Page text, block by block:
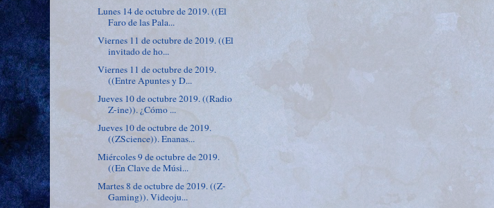
Lunes 14 de octubre de 2019. ((El
Faro de las Pala...
Viernes 11 de octubre de 2019. ((El
invitado de ho...
Viernes 11 de octubre de 2019.
((Entre Apuntes y D...
Jueves 10 de octubre 2019. ((Radio
Z-ine)). ¿Cómo ...
Jueves 10 de octubre de 2019.
((ZScience)). Enanas...
Miércoles 9 de octubre de 2019.
((En Clave de Músi...
Martes 8 de octubre de 2019. ((Z-
Gaming)). Videoju...